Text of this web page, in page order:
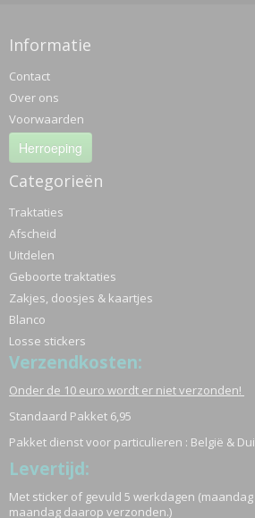
Informatie
Contact
Over ons
Voorwaarden
Herroeping
Categorieën
Traktaties
Afscheid
Uitdelen
Geboorte traktaties
Zakjes, doosjes & kaartjes
Blanco
Losse stickers
Verzendkosten:
Onder de 10 euro wordt er niet verzonden!
Standaard Pakket 6,95
Pakket dienst voor particulieren : België &
Levertijd:
Met sticker of gevuld 5 werkdagen
maandag daarop verzonden.)